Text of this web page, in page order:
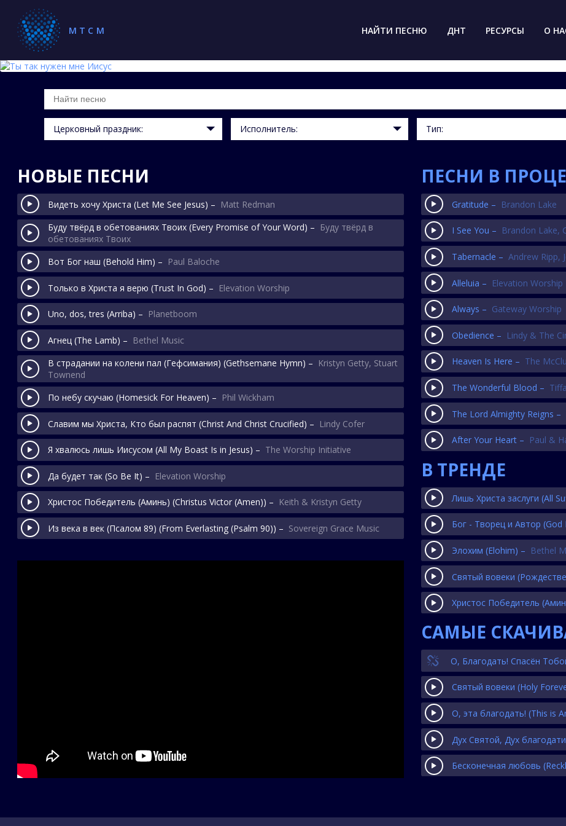
МТСМ НАЙТИ ПЕСНЮ ДНТ РЕСУРСЫ О
4
Церковный праздник: Исполнитель: Тип:
НОВЫЕ ПЕСНИ
Видеть хочу Христа (Let Me See Jesus) – Matt Redman
Буду твёрд в обетованиях Твоих (Every Promise of Your Word) – Буду твёрд в
обетованиях Твоих
Вот Бог наш (Behold Him) – Paul Baloche
Только в Христа я верю (Trust In God) – Elevation Worship
Uno, dos, tres (Arriba) – Planetboom
Агнец (The Lamb) – Bethel Music
В страдании на колени пал (Гефсимания) (Gethsemane Hymn) – Kristyn Getty, Stuart
Townend
По небу скучаю (Homesick For Heaven) – Phil Wickham
Славим мы Христа, Кто был распят (Christ And Christ Crucified) – Lindy Cofer
Я хвалюсь лишь Иисусом (All My Boast Is in Jesus) – The Worship Initiative
Да будет так (So Be It) – Elevation Worship
Христос Победитель (Аминь) (Christus Victor (Amen)) – Keith & Kristyn Getty
Из века в век (Псалом 89) (From Everlasting (Psalm 90)) – Sovereign Grace Music
ПЕСНИ В
Gratitude – Brandon Lake
I See You – Brandon Lake,
Tabernacle – Andrew Ripp,
Alleluia – Elevation Worship
Always – Gateway Worship
Obedience – Lindy & The
Heaven Is Here – The
The Wonderful Blood –
The Lord Almighty Reigns –
After Your Heart – Paul &
В ТРЕНДЕ
Лишь Христа заслуги (All
Бог - Творец и Автор (God
Элохим (Elohim) – Bethel
Святый вовеки
Христос Победитель
САМЫЕ
О, Благодать! Спасён
Святый вовеки (Holy
О, эта благодать! (This is
Дух Святой, Дух благодати
Бесконечная любовь